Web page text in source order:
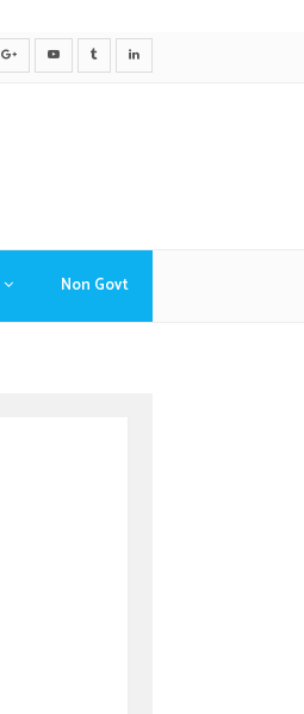
Non Govt